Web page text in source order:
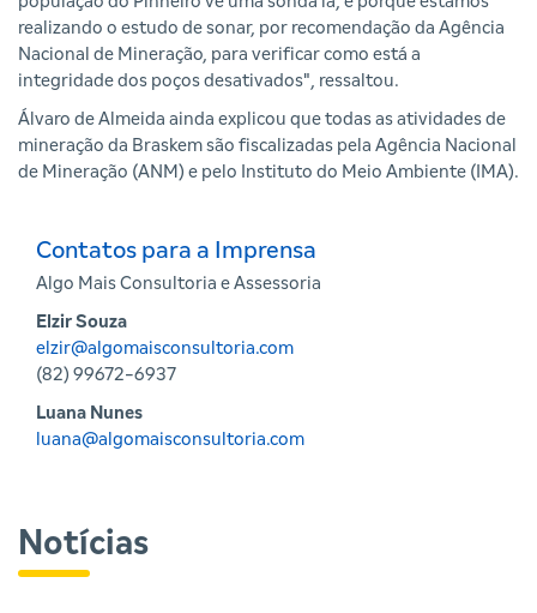
realizando o estudo de sonar, por recomendação da Agência
Nacional de Mineração, para verificar como está a
integridade dos poços desativados", ressaltou.
Álvaro de Almeida ainda explicou que todas as atividades de
mineração da Braskem são fiscalizadas pela Agência Nacional
de Mineração (ANM) e pelo Instituto do Meio Ambiente (IMA).
Contatos para a Imprensa
Algo Mais Consultoria e Assessoria
Elzir Souza
elzir@algomaisconsultoria.com
(82) 99672-6937
Luana Nunes
luana@algomaisconsultoria.com
Notícias